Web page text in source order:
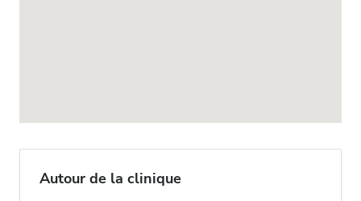
Autour de la clinique